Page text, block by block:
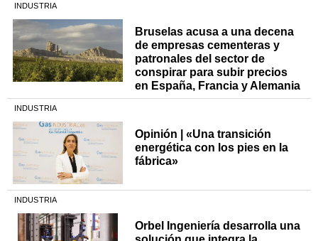
INDUSTRIA
Bruselas acusa a una decena
de empresas cementeras y
patronales del sector de
conspirar para subir precios
en España, Francia y Alemania
INDUSTRIA
Opinión | «Una transición
energética con los pies en la
fábrica»
INDUSTRIA
Orbel Ingeniería desarrolla una